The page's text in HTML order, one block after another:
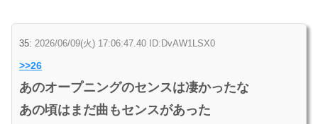
35: 2026/06/09(火) 17:06:47.40 ID:DvAW1LSX0
>>26
あのオープニングのセンスは凄かったな
あの頃はまだ曲もセンスがあった